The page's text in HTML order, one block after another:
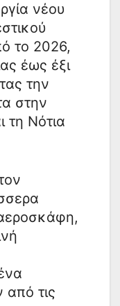
νέου
το 2026,
έως έξι
την
στην
τη Νότια
τις